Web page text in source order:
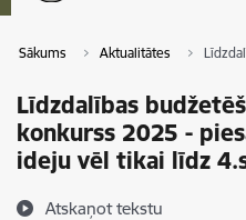
Sākums Aktualitātes
Līdzdalības
konkurss 2025 -
ideju vēl tikai līdz
Atskaņot tekstu